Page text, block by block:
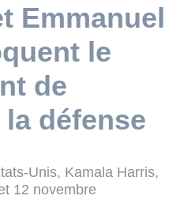
Emmanuel
le
de
la défense
Unis, Kamala Harris,
12 novembre